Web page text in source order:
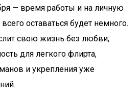
— время работы и на личную
оставаться будет немного.
свою жизнь без любви,
для легкого флирта,
и укрепления уже